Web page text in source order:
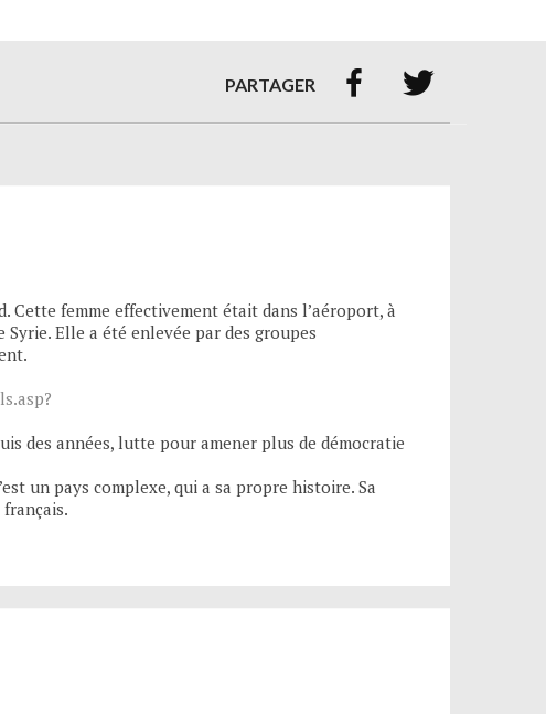
PARTAGER  
femme effectivement était dans l’aéroport, à
Elle a été enlevée par des groupes
des années, lutte pour amener plus de démocratie
un pays complexe, qui a sa propre histoire. Sa